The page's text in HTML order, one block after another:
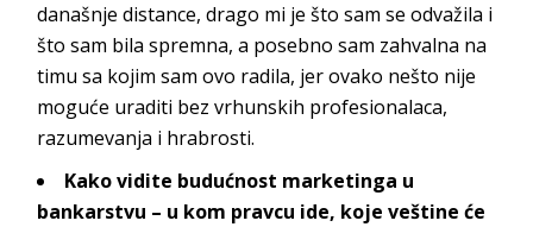
današnje distance, drago mi je što sam se odvažila i
što sam bila spremna, a posebno sam zahvalna na
timu sa kojim sam ovo radila, jer ovako nešto nije
moguće uraditi bez vrhunskih profesionalaca,
razumevanja i hrabrosti.
Kako vidite budućnost marketinga u
bankarstvu – u kom pravcu ide, koje veštine će